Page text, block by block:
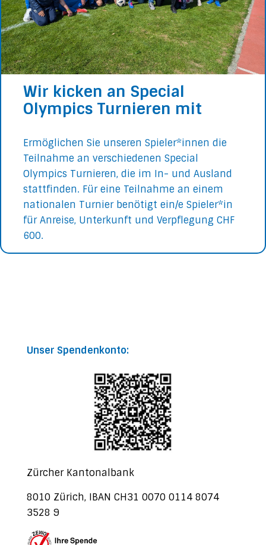
Wir kicken an Special
Olympics Turnieren mit
Ermöglichen Sie unseren Spieler*innen die
Teilnahme an verschiedenen Special
Olympics Turnieren, die im In- und Ausland
stattfinden. Für eine Teilnahme an einem
nationalen Turnier benötigt ein/e Spieler*in
für Anreise, Unterkunft und Verpflegung CHF
600.
Unser Spendenkonto:
Zürcher Kantonalbank
8010 Zürich, IBAN CH31 0070 0114 8074
3528 9